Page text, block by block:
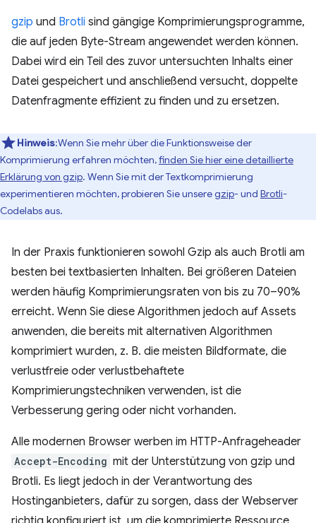
gzip und Brotli sind gängige Komprimierungsprogramme,
die auf jeden Byte-Stream angewendet werden können.
Dabei wird ein Teil des zuvor untersuchten Inhalts einer
Datei gespeichert und anschließend versucht, doppelte
Datenfragmente effizient zu finden und zu ersetzen.
Hinweis:Wenn Sie mehr über die Funktionsweise der
Komprimierung erfahren möchten,finden Sie hier eine detaillierte
Erklärung von gzip. Wenn Sie mit der Textkomprimierung
experimentieren möchten, probieren Sie unseregzip- und Brotli-
Codelabs aus.
In der Praxis funktionieren sowohl Gzip als auch Brotli am
besten bei textbasierten Inhalten. Bei größeren Dateien
werden häufig Komprimierungsraten von bis zu 70–90%
erreicht. Wenn Sie diese Algorithmen jedoch auf Assets
anwenden, die bereits mit alternativen Algorithmen
komprimiert wurden, z. B. die meisten Bildformate, die
verlustfreie oder verlustbehaftete
Komprimierungstechniken verwenden, ist die
Verbesserung gering oder nicht vorhanden.
Alle modernen Browser werben im HTTP-Anfrageheader
Accept-Encoding mit der Unterstützung von gzip und
Brotli. Es liegt jedoch in der Verantwortung des
Hostinganbieters, dafür zu sorgen, dass der Webserver